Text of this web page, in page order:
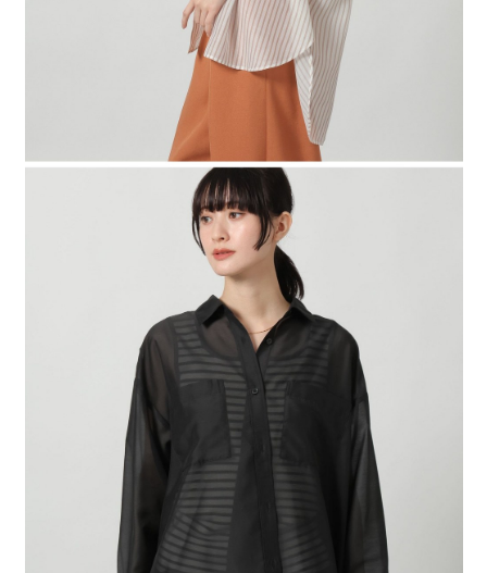
２．關於個人資料處理事宜，請瀏覽以下網址：https://aftee.tw/terms/#terms3
３．未成年的使用者請事先徵得法定代理人或監護人之同意方可使用
「AFTEE先享後付」，若未經同意申辦者引起之損失，本公司不負相關責
４．使用「AFTEE先享後付」時，將依據個別帳號之用戶狀況，依本公司即
時審查核予不同之上限額度；若仍有額度不足之情形，本公司將視審查結果
５．嚴禁一人註冊多個帳號或使用他人資訊註冊。若發現惡意使用之情形，
恩沛科技股份有限公司將有權停止該用戶之使用額度並採取法律行動。